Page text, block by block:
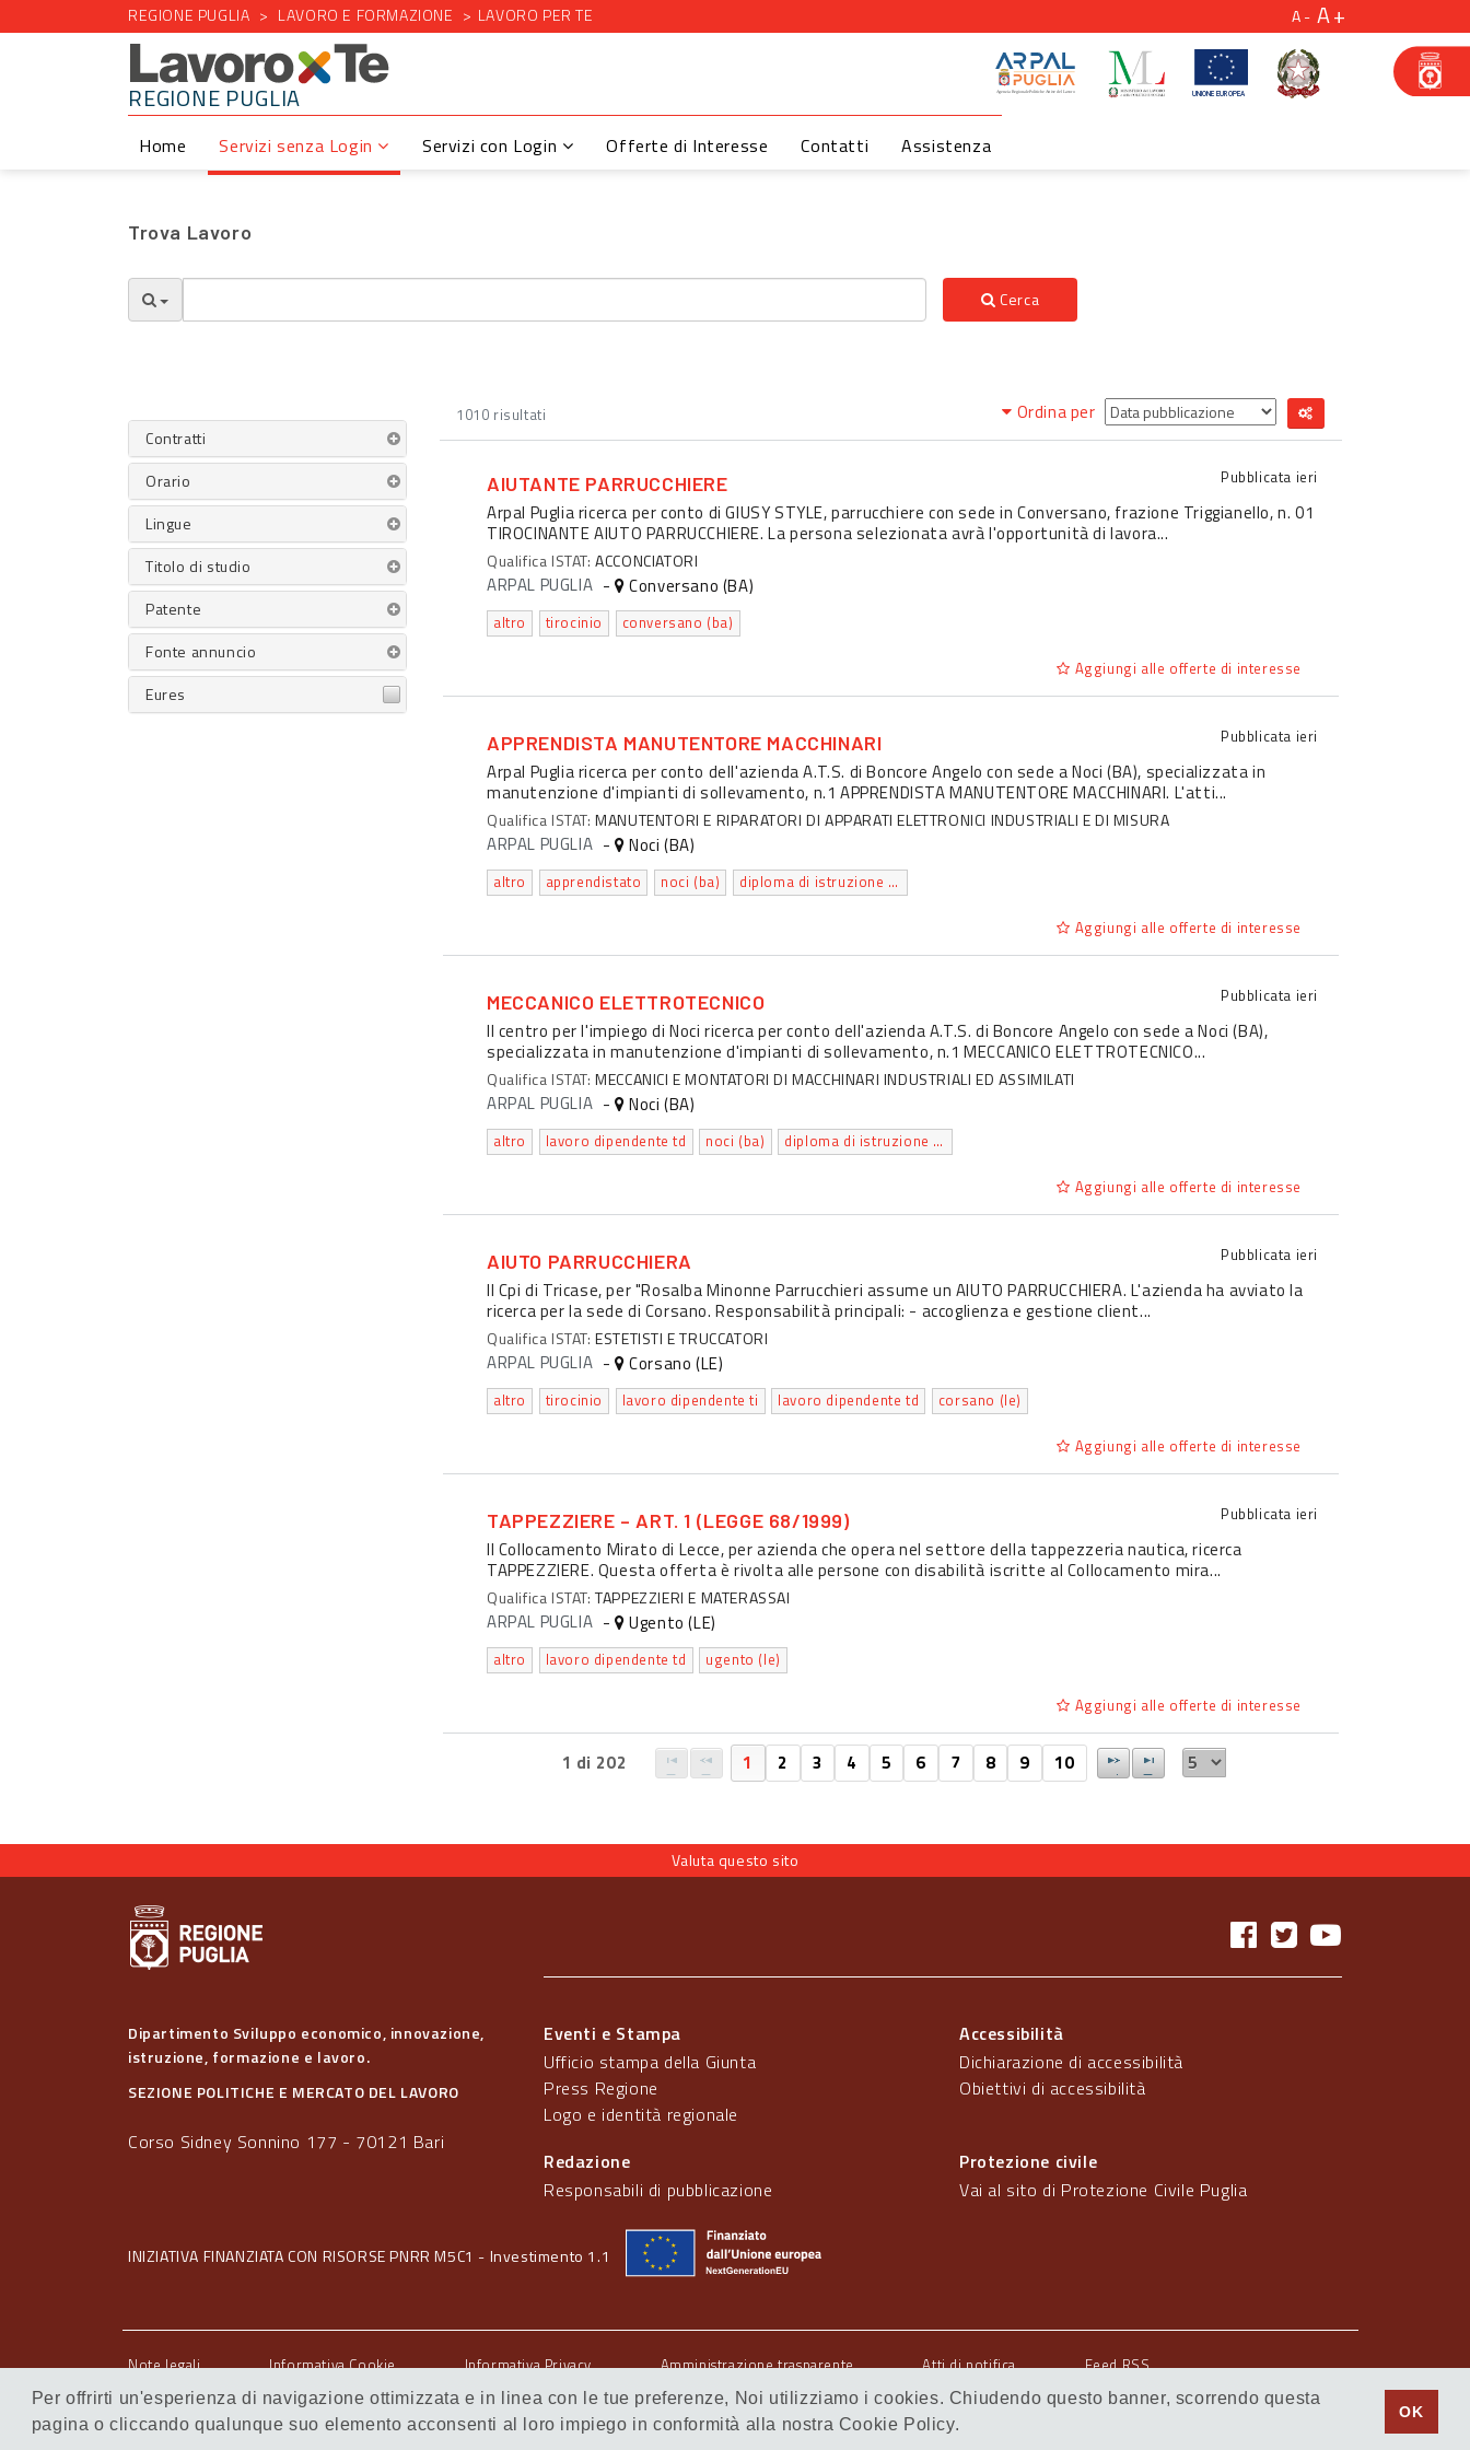
Per offrirti un'esperienza di navigazione ottimizzata e in linea con le tue preferenze, Noi utilizziamo i cookies. Chiudendo questo banner, scorrendo questa
pagina o cliccando qualunque suo elemento acconsenti al loro impiego in conformità alla nostra Cookie Policy.
OK
REGIONE PUGLIA LAVORO E FORMAZIONE LAVORO PER TE A A
REGIONE PUGLIA
Home Servizi senza Login Servizi con Login Offerte di Interesse Contatti Assistenza
Trova Lavoro
Cerca
Contratti
Orario
Lingue
Titolo di studio
Patente
Fonte annuncio
Eures
1010 risultati Ordina per
AIUTANTE PARRUCCHIERE Pubblicata ieri
Arpal Puglia ricerca per conto di GIUSY STYLE, parrucchiere con sede in Conversano, frazione Triggianello, n. 01
TIROCINANTE AIUTO PARRUCCHIERE. La persona selezionata avrà l'opportunità di lavora...
Qualifica ISTAT: ACCONCIATORI
ARPAL PUGLIA - Conversano (BA)
altro tirocinio conversano (ba)
Aggiungi alle offerte di interesse
APPRENDISTA MANUTENTORE MACCHINARI Pubblicata ieri
Arpal Puglia ricerca per conto dell'azienda A.T.S. di Boncore Angelo con sede a Noci (BA), specializzata in
manutenzione d'impianti di sollevamento, n.1 APPRENDISTA MANUTENTORE MACCHINARI. L'atti...
Qualifica ISTAT: MANUTENTORI E RIPARATORI DI APPARATI ELETTRONICI INDUSTRIALI E DI MISURA
ARPAL PUGLIA - Noci (BA)
altro apprendistato noci (ba) diploma di istruzione secondaria superiore che permette l'accesso all'universita'
Aggiungi alle offerte di interesse
MECCANICO ELETTROTECNICO Pubblicata ieri
Il centro per l'impiego di Noci ricerca per conto dell'azienda A.T.S. di Boncore Angelo con sede a Noci (BA),
specializzata in manutenzione d'impianti di sollevamento, n.1 MECCANICO ELETTROTECNICO...
Qualifica ISTAT: MECCANICI E MONTATORI DI MACCHINARI INDUSTRIALI ED ASSIMILATI
ARPAL PUGLIA - Noci (BA)
altro lavoro dipendente td noci (ba) diploma di istruzione secondaria superiore che permette l'accesso all'universita'
Aggiungi alle offerte di interesse
AIUTO PARRUCCHIERA Pubblicata ieri
Il Cpi di Tricase, per "Rosalba Minonne Parrucchieri assume un AIUTO PARRUCCHIERA. L'azienda ha avviato la
ricerca per la sede di Corsano. Responsabilità principali: - accoglienza e gestione client...
Qualifica ISTAT: ESTETISTI E TRUCCATORI
ARPAL PUGLIA - Corsano (LE)
altro tirocinio lavoro dipendente ti lavoro dipendente td corsano (le)
Aggiungi alle offerte di interesse
TAPPEZZIERE – ART. 1 (LEGGE 68/1999) Pubblicata ieri
Il Collocamento Mirato di Lecce, per azienda che opera nel settore della tappezzeria nautica, ricerca
TAPPEZZIERE. Questa offerta è rivolta alle persone con disabilità iscritte al Collocamento mira...
Qualifica ISTAT: TAPPEZZIERI E MATERASSAI
ARPAL PUGLIA - Ugento (LE)
altro lavoro dipendente td ugento (le)
Aggiungi alle offerte di interesse
1 di 202 1 2 3 4 5 6 7 8 9 10
Valuta questo sito
Dipartimento Sviluppo economico, innovazione,
istruzione, formazione e lavoro.
SEZIONE POLITICHE E MERCATO DEL LAVORO
Corso Sidney Sonnino 177 - 70121 Bari
Eventi e Stampa
Ufficio stampa della Giunta
Press Regione
Logo e identità regionale
Accessibilità
Dichiarazione di accessibilità
Obiettivi di accessibilità
Redazione
Responsabili di pubblicazione
Protezione civile
Vai al sito di Protezione Civile Puglia
INIZIATIVA FINANZIATA CON RISORSE PNRR M5C1 - Investimento 1.1
Note legali Informativa Cookie Informativa Privacy Amministrazione trasparente Atti di notifica
Feed RSS
Servizi Intranet
© Regione Puglia